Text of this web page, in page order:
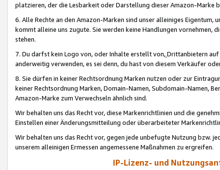
platzieren, der die Lesbarkeit oder Darstellung dieser Amazon-Marke
6. Alle Rechte an den Amazon-Marken sind unser alleiniges
kommt alleine uns zugute. Sie werden keine Handlungen vornehmen,
stehen.
7. Du darfst kein Logo von, oder Inhalte erstellt von,Drittanbietern auf
anderweitig verwenden, es sei denn, du hast von diesem Verkäufer
8. Sie dürfen in keiner Rechtsordnung Marken nutzen oder zur
keiner Rechtsordnung Marken, Domain-Namen, Subdomain-Namen,
Amazon-Marke zum Verwechseln ähnlich sind.
Wir behalten uns das Recht vor, diese Markenrichtlinien und die
Einstellen einer Änderungsmitteilung oder überarbeiteter
Wir behalten uns das Recht vor, gegen jede unbefugte Nutzung bzw.
unserem alleinigen Ermessen angemessene Maßnahmen zu ergreifen.
IP-Lizenz- und